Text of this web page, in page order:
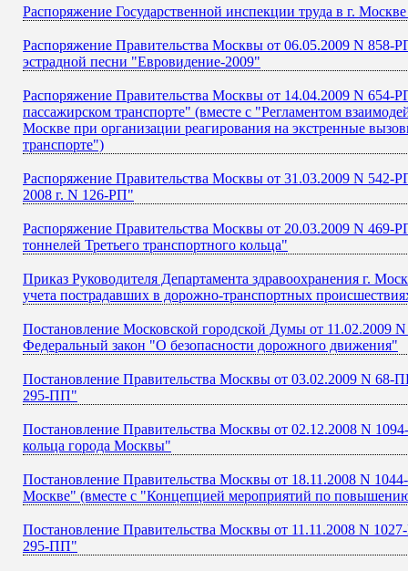
Распоряжение Государственной инспекции труда в г.
Распоряжение Правительства Москвы от 06.05.2009 N 858-
эстрадной песни "Евровидение-2009"
Распоряжение Правительства Москвы от 14.04.2009 N 654-
пассажирском транспорте" (вместе с "Регламентом
Москве при организации реагирования на экстренные
транспорте")
Распоряжение Правительства Москвы от 31.03.2009 N
2008 г. N 126-РП"
Распоряжение Правительства Москвы от 20.03.2009 N
тоннелей Третьего транспортного кольца"
Приказ Руководителя Департамента здравоохранения г.
учета пострадавших в дорожно-транспортных
Постановление Московской городской Думы от 11.02.2009
Федеральный закон "О безопасности дорожного движения"
Постановление Правительства Москвы от 03.02.2009 N 68-
295-ПП"
Постановление Правительства Москвы от 02.12.2008 N
кольца города Москвы"
Постановление Правительства Москвы от 18.11.2008 N
Москве" (вместе с "Концепцией мероприятий по
Постановление Правительства Москвы от 11.11.2008 N
295-ПП"